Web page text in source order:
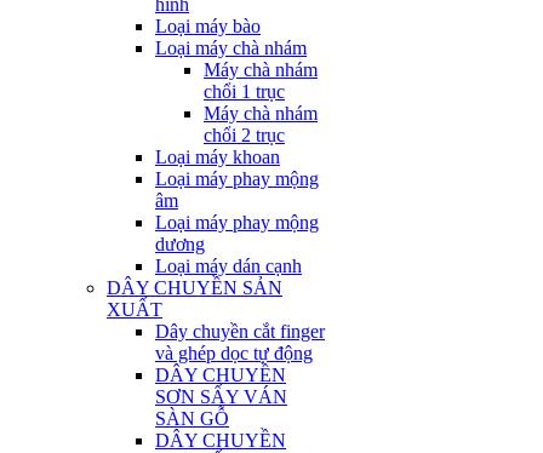
hình
Loại máy bào
Loại máy chà nhám
Máy chà nhám
chổi 1 trục
Máy chà nhám
chổi 2 trục
Loại máy khoan
Loại máy phay mộng
âm
Loại máy phay mộng
dương
Loại máy dán cạnh
DÂY CHUYỀN SẢN
XUẤT
Dây chuyền cắt finger
và ghép dọc tự động
DÂY CHUYỀN
SƠN SẤY VÁN
SÀN GỖ
DÂY CHUYỀN